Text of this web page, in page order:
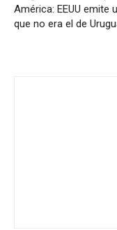
América: EEUU emite
que no era el de